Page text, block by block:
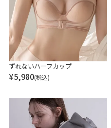
ずれないハーフカップ
¥5,980(税込)